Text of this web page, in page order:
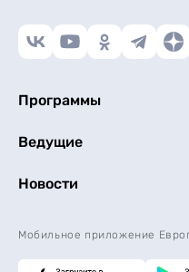
Программы
Ведущие
Новости
Мобильное приложение